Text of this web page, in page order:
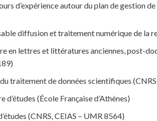
d’expérience autour du plan de gestion
diffusion et traitement numérique de la
en lettres et littératures anciennes, post-
traitement de données scientifiques
d’études (École Française d’Athènes)
(CNRS, CEIAS – UMR 8564)